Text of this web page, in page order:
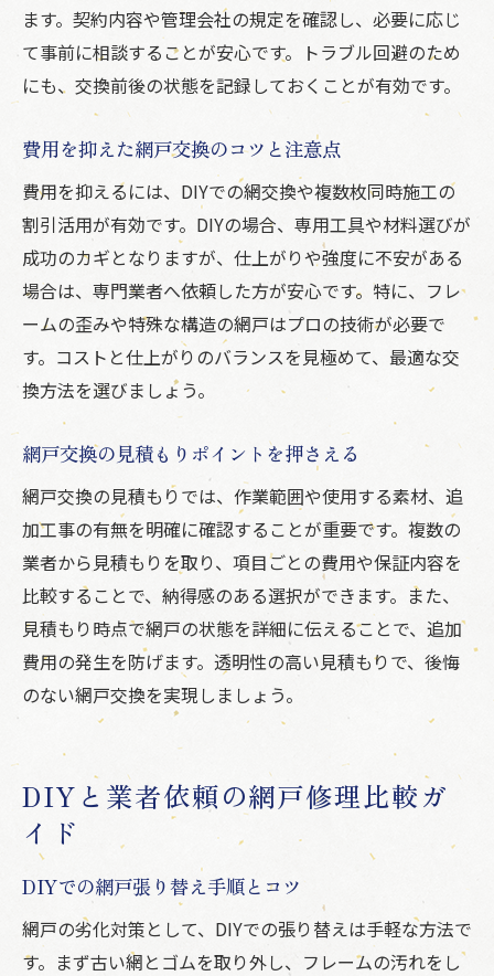
ます。契約内容や管理会社の規定を確認し、必要に応じ
て事前に相談することが安心です。トラブル回避のため
にも、交換前後の状態を記録しておくことが有効です。
費用を抑えた網戸交換のコツと注意点
費用を抑えるには、DIYでの網交換や複数枚同時施工の
割引活用が有効です。DIYの場合、専用工具や材料選びが
成功のカギとなりますが、仕上がりや強度に不安がある
場合は、専門業者へ依頼した方が安心です。特に、フレ
ームの歪みや特殊な構造の網戸はプロの技術が必要で
す。コストと仕上がりのバランスを見極めて、最適な交
換方法を選びましょう。
網戸交換の見積もりポイントを押さえる
網戸交換の見積もりでは、作業範囲や使用する素材、追
加工事の有無を明確に確認することが重要です。複数の
業者から見積もりを取り、項目ごとの費用や保証内容を
比較することで、納得感のある選択ができます。また、
見積もり時点で網戸の状態を詳細に伝えることで、追加
費用の発生を防げます。透明性の高い見積もりで、後悔
のない網戸交換を実現しましょう。
DIYと業者依頼の網戸修理比較ガ
イド
DIYでの網戸張り替え手順とコツ
網戸の劣化対策として、DIYでの張り替えは手軽な方法で
す。まず古い網とゴムを取り外し、フレームの汚れをし